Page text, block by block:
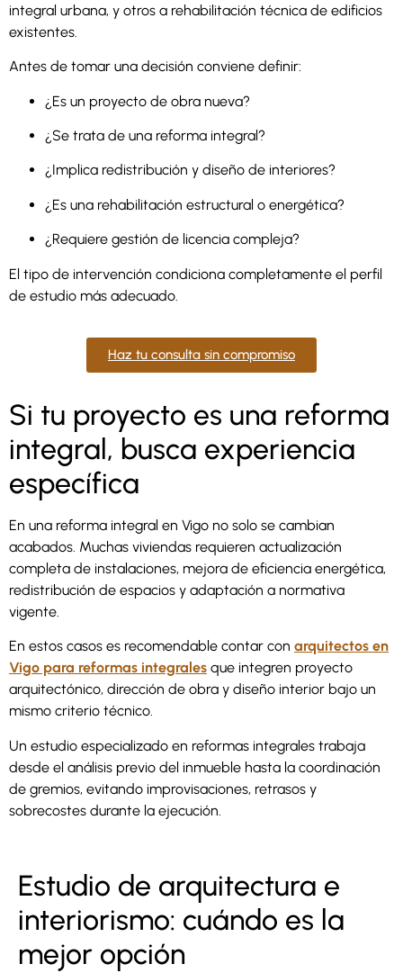
integral urbana, y otros a rehabilitación técnica de edificios
existentes.
Antes de tomar una decisión conviene definir:
¿Es un proyecto de obra nueva?
¿Se trata de una reforma integral?
¿Implica redistribución y diseño de interiores?
¿Es una rehabilitación estructural o energética?
¿Requiere gestión de licencia compleja?
El tipo de intervención condiciona completamente el perfil
de estudio más adecuado.
Haz tu consulta sin compromiso
Si tu proyecto es una reforma
integral, busca experiencia
específica
En una reforma integral en Vigo no solo se cambian
acabados. Muchas viviendas requieren actualización
completa de instalaciones, mejora de eficiencia energética,
redistribución de espacios y adaptación a normativa
vigente.
En estos casos es recomendable contar con arquitectos en
Vigo para reformas integrales que integren proyecto
arquitectónico, dirección de obra y diseño interior bajo un
mismo criterio técnico.
Un estudio especializado en reformas integrales trabaja
desde el análisis previo del inmueble hasta la coordinación
de gremios, evitando improvisaciones, retrasos y
sobrecostes durante la ejecución.
Estudio de arquitectura e
interiorismo: cuándo es la
mejor opción